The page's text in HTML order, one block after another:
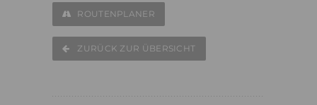
ROUTENPLANER
ZURÜCK ZUR ÜBERSICHT